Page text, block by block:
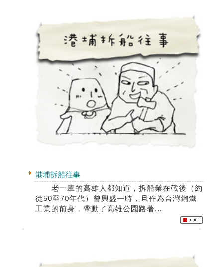
港埔拆船往事
老一輩的高雄人都知道，拆船業在戰後（約
從50至70年代）曾興盛一時，且作為台灣鋼鐵
工業的前身，帶動了高雄公園路著...